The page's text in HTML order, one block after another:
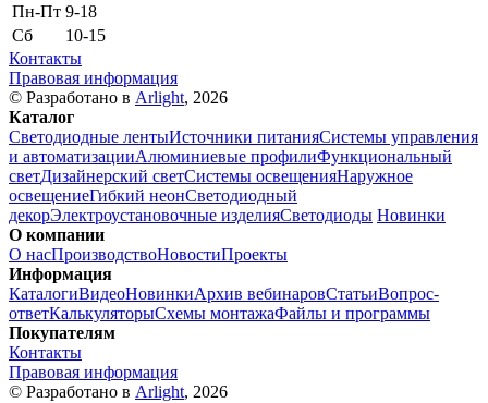
Пн-Пт 9-18
Сб
10-15
Контакты
Правовая информация
© Разработано в Arlight, 2026
Каталог
Светодиодные лентыИсточники питанияСистемы управления
и автоматизацииАлюминиевые профилиФункциональный
светДизайнерский светСистемы освещенияНаружное
освещениеГибкий неонСветодиодный
декорЭлектроустановочные изделияСветодиоды Новинки
О компании
О насПроизводствоНовостиПроекты
Информация
КаталогиВидеоНовинкиАрхив вебинаровСтатьиВопрос-
ответКалькуляторыСхемы монтажаФайлы и программы
Покупателям
Контакты
Правовая информация
© Разработано в Arlight, 2026